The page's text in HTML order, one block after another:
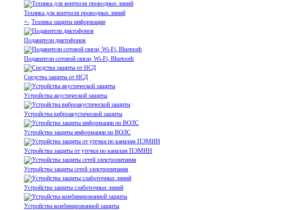
Техника для контроля проводных линий
+- Техника защиты информации
Подавители диктофонов
Подавители сотовой связи, Wi-Fi, Bluetooth
Средства защиты от НСД
Устройства акустической защиты
Устройства виброакустической защиты
Устройства защиты информации по ВОЛС
Устройства защиты от утечки по каналам ПЭМИН
Устройства защиты сетей электропитания
Устройства защиты слаботочных линий
Устройства комбинированной защиты